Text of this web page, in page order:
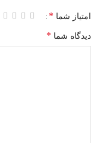
امتیاز شما *
دیدگاه شما *